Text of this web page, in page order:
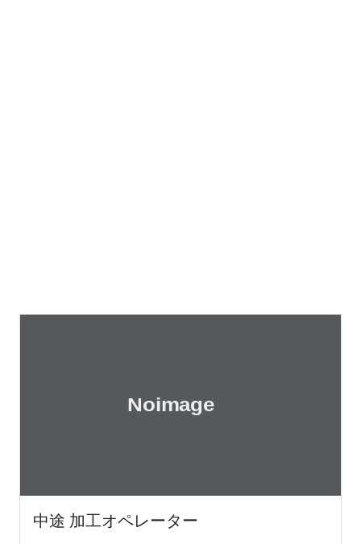
中途 加工オペレーター